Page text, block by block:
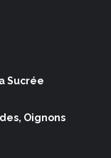
Sucrée
Oignons